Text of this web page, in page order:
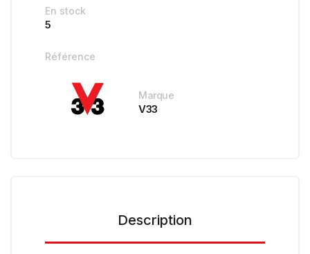
En stock
5
Référence
Marque
V33
Description